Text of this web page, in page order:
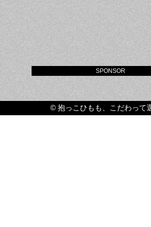
© 抱っこひもも、こだわって
SPONSOR